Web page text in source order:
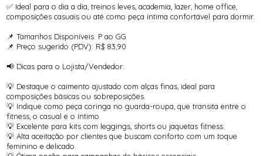
✅ Ideal para o dia a dia, treinos leves, academia, lazer, home office,
composições casuais ou até como peça íntima confortável para dormir.
📌 Tamanhos Disponíveis: P ao GG
📌 Preço sugerido (PDV): R$ 83,90
📢 Dicas para o Lojista/Vendedor:
💡 Destaque o caimento ajustado com alças finas, ideal para
composições básicas ou sobreposições.
💡 Indique como peça coringa no guarda-roupa, que transita entre o
fitness, o casual e o íntimo.
💡 Excelente para kits com leggings, shorts ou jaquetas fitness.
💡 Alta aceitação por clientes que buscam conforto com um toque
feminino e delicado.